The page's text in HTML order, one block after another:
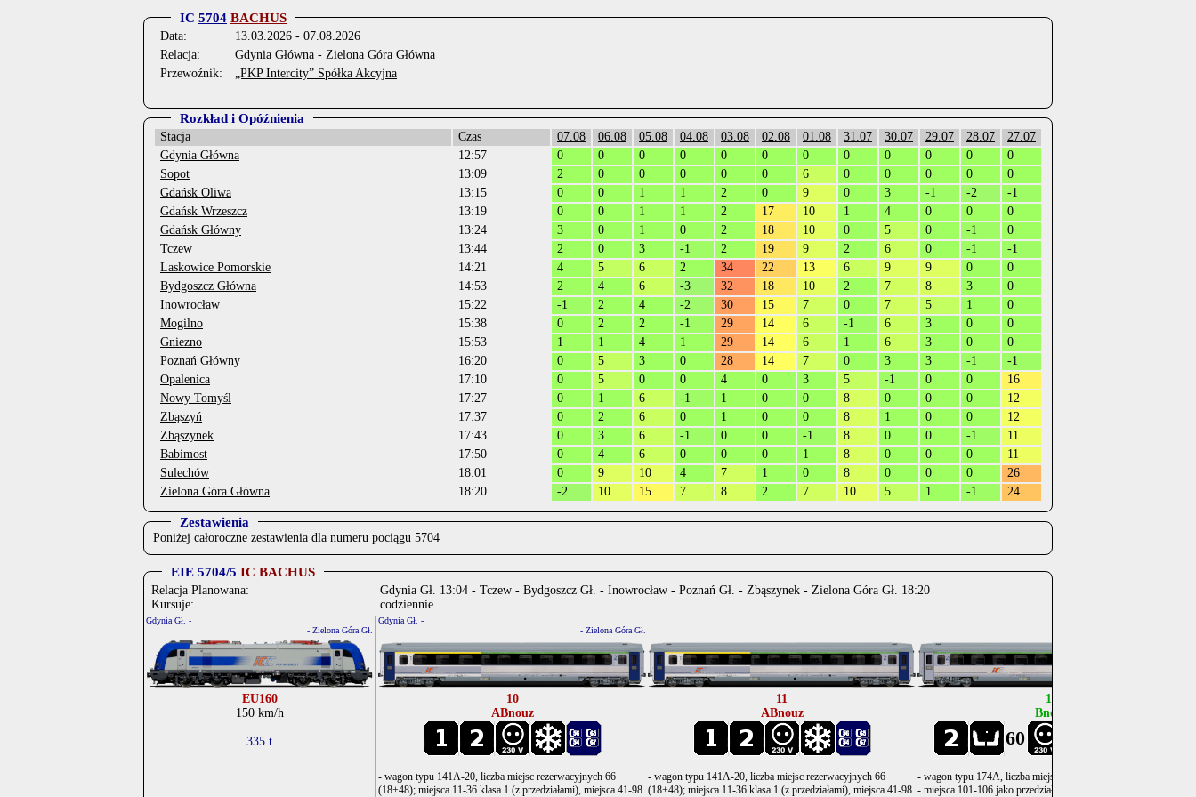
IC 5704 BACHUS
Data:
13.03.2026 - 07.08.2026
Relacja:
Gdynia Główna - Zielona Góra Główna
Przewoźnik:
„PKP Intercity” Spółka Akcyjna
Rozkład i Opóźnienia
Stacja Czas 07.08 06.08 05.08 04.08 03.08 02.08 01.08 31.07 30.07 29.07 28.07
27.07
Gdynia Główna
12:57 0 0 0 0 0 0 0 0 0 0 0
0
Sopot
13:09 2 0 0 0 0 0 6 0 0 0 0
0
Gdańsk Oliwa
13:15 0 0 1 1 2 0 9 0 3 -1 -2
-1
Gdańsk Wrzeszcz
13:19 0 0 1 1 2 17 10 1 4 0 0
0
Gdańsk Główny
13:24 3 0 1 0 2 18 10 0 5 0 -1
0
Tczew
13:44 2 0 3 -1 2 19 9 2 6 0 -1
-1
Laskowice Pomorskie
14:21 4 5 6 2 34 22 13 6 9 9 0
0
Bydgoszcz Główna
14:53 2 4 6 -3 32 18 10 2 7 8 3
0
Inowrocław
15:22 -1 2 4 -2 30 15 7 0 7 5 1
0
Mogilno
15:38 0 2 2 -1 29 14 6 -1 6 3 0
0
Gniezno
15:53 1 1 4 1 29 14 6 1 6 3 0
0
Poznań Główny
16:20 0 5 3 0 28 14 7 0 3 3 -1
-1
Opalenica
17:10 0 5 0 0 4 0 3 5 -1 0 0
16
Nowy Tomyśl
17:27 0 1 6 -1 1 0 0 8 0 0 0
12
Zbąszyń
17:37 0 2 6 0 1 0 0 8 1 0 0
12
Zbąszynek
17:43 0 3 6 -1 0 0 -1 8 0 0 -1
11
Babimost
17:50 0 4 6 0 0 0 1 8 0 0 0
11
Sulechów
18:01 0 9 10 4 7 1 0 8 0 0 0
26
Zielona Góra Główna
18:20 -2 10 15 7 8 2 7 10 5 1 -1 24
Zestawienia
Poniżej całoroczne zestawienia dla numeru pociągu 5704
EIE 5704/5 IC BACHUS
Relacja Planowana:
Kursuje:
Gdynia Gł. 13:04 - Tczew - Bydgoszcz Gł. - Inowrocław - Poznań Gł. - Zbąszynek - Zielona Góra Gł. 18:20
codziennie
Gdynia Gł. -
- Zielona Góra Gł.
EU160
150 km/h
335 t
Gdynia Gł. -
- Zielona Góra Gł.
10
ABnouz
- wagon typu 141A-20, liczba miejsc rezerwacyjnych 66
(18+48); miejsca 11-36 klasa 1 (z przedziałami), miejsca 41-98
11
ABnouz
- wagon typu 141A-20, liczba miejsc rezerwacyjnych 66
(18+48); miejsca 11-36 klasa 1 (z przedziałami), miejsca 41-98
12
Bnouz
60
- wagon typu 174A, liczba miejsc rezerwacyjnych 60 (10x6);
- miejsca 101-106 jako przedział awaryjny;